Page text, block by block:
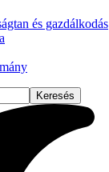
és gazdálkodás